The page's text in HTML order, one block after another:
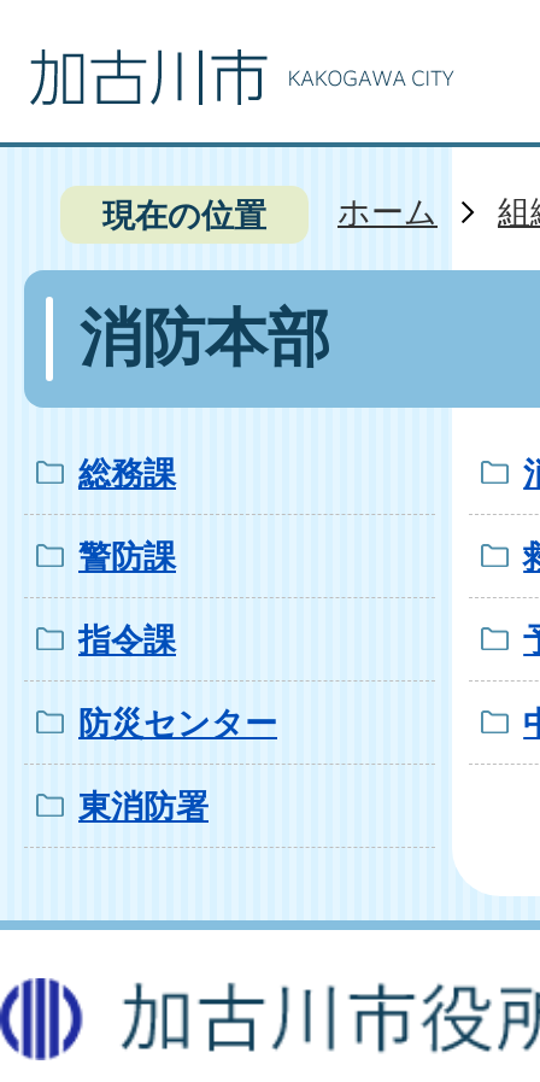
現在の位置 ホーム 組
消防本部
総務課
警防課
指令課
防災センター
東消防署